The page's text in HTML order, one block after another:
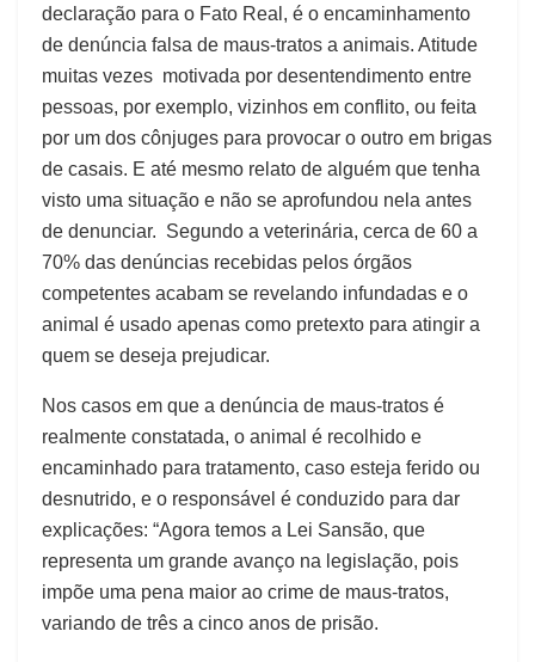
declaração para o Fato Real, é o encaminhamento
de denúncia falsa de maus-tratos a animais. Atitude
muitas vezes motivada por desentendimento entre
pessoas, por exemplo, vizinhos em conflito, ou feita
por um dos cônjuges para provocar o outro em brigas
de casais. E até mesmo relato de alguém que tenha
visto uma situação e não se aprofundou nela antes
de denunciar. Segundo a veterinária, cerca de 60 a
70% das denúncias recebidas pelos órgãos
competentes acabam se revelando infundadas e o
animal é usado apenas como pretexto para atingir a
quem se deseja prejudicar.
Nos casos em que a denúncia de maus-tratos é
realmente constatada, o animal é recolhido e
encaminhado para tratamento, caso esteja ferido ou
desnutrido, e o responsável é conduzido para dar
explicações: “Agora temos a Lei Sansão, que
representa um grande avanço na legislação, pois
impõe uma pena maior ao crime de maus-tratos,
variando de três a cinco anos de prisão.